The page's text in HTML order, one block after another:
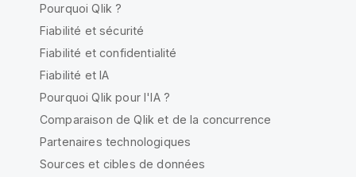
Pourquoi Qlik ?
Fiabilité et sécurité
Fiabilité et confidentialité
Fiabilité et IA
Pourquoi Qlik pour l'IA ?
Comparaison de Qlik et de la concurrence
Partenaires technologiques
Sources et cibles de données